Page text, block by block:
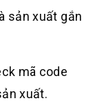
sản xuất gắn
mã code
xuất.